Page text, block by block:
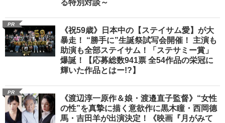
る特別対談～
PR
《祝59歳》日本中の【ステイサム愛】が大
暴走！ “勝手に”生誕祭試写会開催！ 主演も
助演も全部ステイサム！「ステサミー賞」
爆誕！【応募総数941票 全54作品の栄冠に
輝いた作品とはー!?】
PR
《渡辺淳一原作＆娘・渡邉直子監督》“女性
の性”を真摯に描く意欲作に黒木瞳・西岡德
馬・吉田羊が出演決定！《映画『月がみて